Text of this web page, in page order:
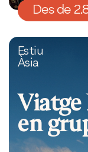
Des de
Estiu
Àsia
en